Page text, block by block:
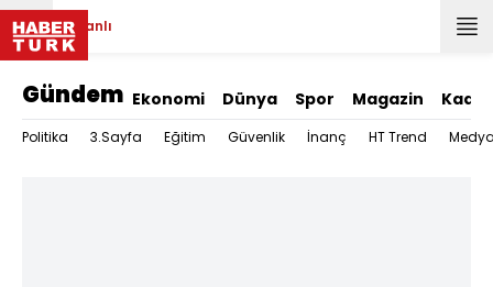
Canlı
Gündem Ekonomi Dünya Spor Magazin Kadın
Politika 3.Sayfa Eğitim Güvenlik İnanç HT Trend